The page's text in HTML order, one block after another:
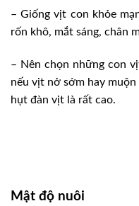
– Giống vịt con khỏe
rốn khô, mắt sáng, chân
– Nên chọn những con
nếu vịt nở sớm hay
hụt đàn vịt là rất cao.
Mật độ nuôi